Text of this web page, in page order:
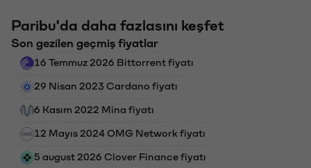
Paribu'da daha fazlasını keşfet
Son gezilen geçmiş fiyatlar
16 Temmuz 2026 Bittorrent fiyatı
29 Nisan 2023 Cardano fiyatı
6 Kasım 2022 Mina fiyatı
12 Mayıs 2024 OMG Network fiyatı
5 august 2026 Clover Finance fiyatı